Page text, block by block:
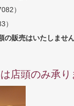
）
）
販売はいたしません
店頭のみ承り